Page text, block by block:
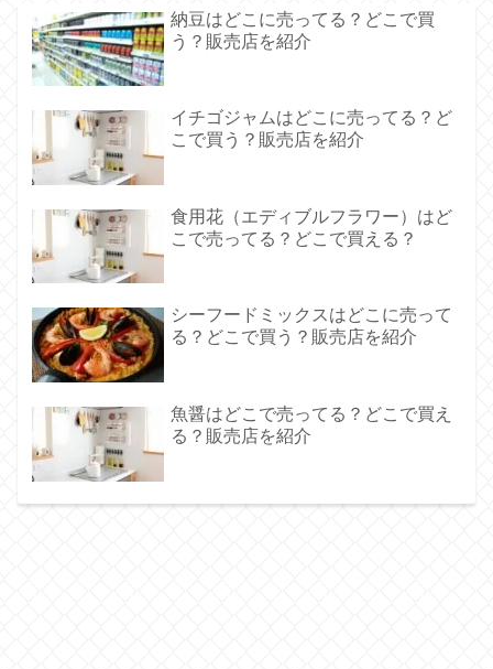
納豆はどこに売ってる？どこで買
う？販売店を紹介
イチゴジャムはどこに売ってる？ど
こで買う？販売店を紹介
食用花（エディブルフラワー）はど
こで売ってる？どこで買える？
シーフードミックスはどこに売って
る？どこで買う？販売店を紹介
魚醤はどこで売ってる？どこで買え
る？販売店を紹介